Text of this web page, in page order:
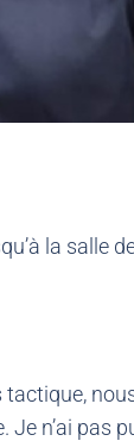
la salle
n’ai pas